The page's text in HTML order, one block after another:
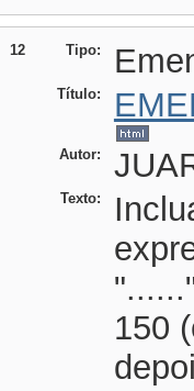
12 Tipo:
Título:
Autor:
Texto:
150